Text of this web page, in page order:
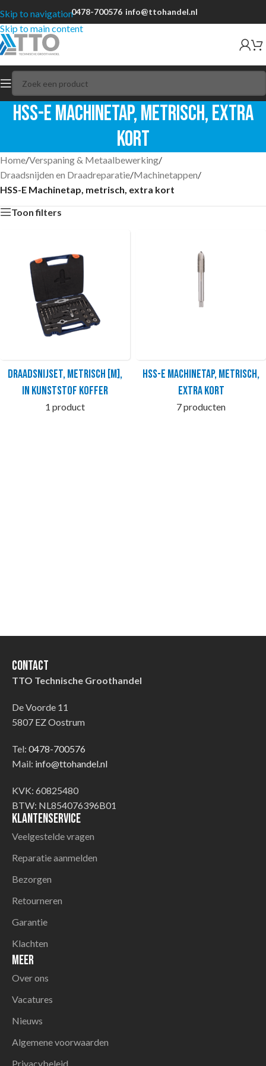
Skip to navigation
Skip to main content
0478-700576 info@ttohandel.nl
HSS-E Machinetap, metrisch, extra
kort
Home/Verspaning & Metaalbewerking/
Draadsnijden en Draadreparatie/Machinetappen/
HSS-E Machinetap, metrisch, extra kort
Toon filters
Draadsnijset, metrisch [M],
in kunststof koffer
1 product
HSS-E Machinetap, metrisch,
extra kort
7 producten
Contact
TTO Technische Groothandel
De Voorde 11
5807 EZ Oostrum
Tel: 0478-700576
Mail: info@ttohandel.nl
KVK: 60825480
BTW: NL854076396B01
Klantenservice
Veelgestelde vragen
Reparatie aanmelden
Bezorgen
Retourneren
Garantie
Klachten
Meer
Over ons
Vacatures
Nieuws
Algemene voorwaarden
Privacybeleid